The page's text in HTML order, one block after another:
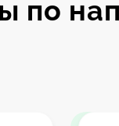
по